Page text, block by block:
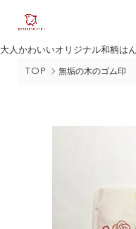
大人かわいいオリジナル和柄は
TOP 無垢の木のゴム印